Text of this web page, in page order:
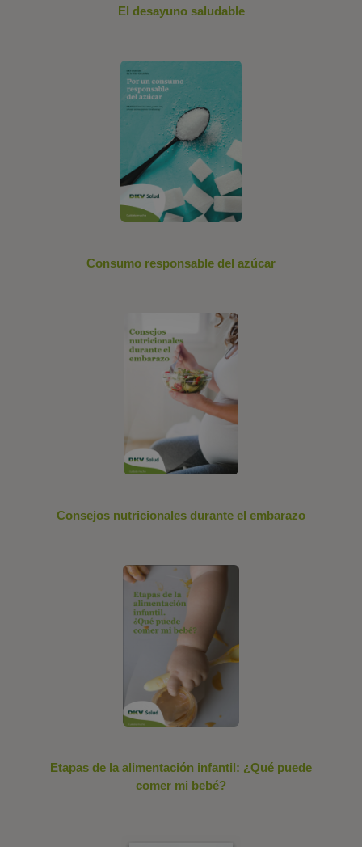
El desayuno saludable
Consumo responsable del azúcar
Consejos nutricionales durante el embarazo
Etapas de la alimentación infantil: ¿Qué puede
comer mi bebé?